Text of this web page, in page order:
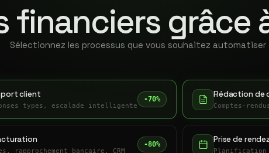
financiers
Sélectionnez les processus que vous souhaitez automatiser
client
types, escalade intelligente
-70% Rédaction de
Comptes-
rapprochement bancaire, CRM
-80% Prise de
Planification